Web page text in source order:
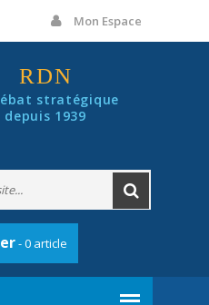
Mon Espace
RDN
stratégique
depuis 1939
- 0 article